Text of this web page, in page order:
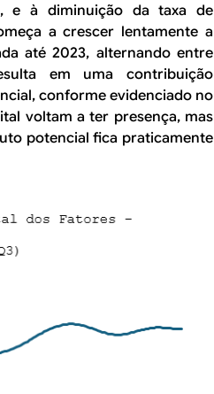
e à diminuição da taxa de
a crescer lentamente a
até 2023, alternando entre
em uma contribuição
conforme evidenciado no
voltam a ter presença, mas
potencial fica praticamente